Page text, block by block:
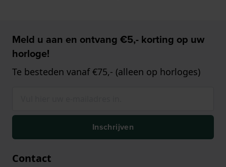
Meld u aan en ontvang €5,- korting op uw
horloge!
Te besteden vanaf €75,- (alleen op horloges)
Inschrijven
Contact